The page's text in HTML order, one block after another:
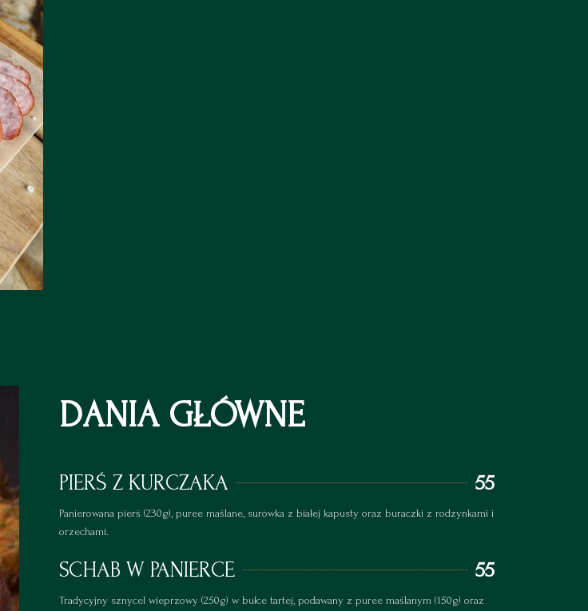
DANIA GŁÓWNE
PIERŚ Z KURCZAKA 55
Panierowana pierś (230g), puree maślane, surówka z białej kapusty oraz buraczki z rodzynkami i
orzechami.
SCHAB W PANIERCE 55
Tradycyjny sznycel wieprzowy (250g) w bułce tartej, podawany z puree maślanym (150g) oraz